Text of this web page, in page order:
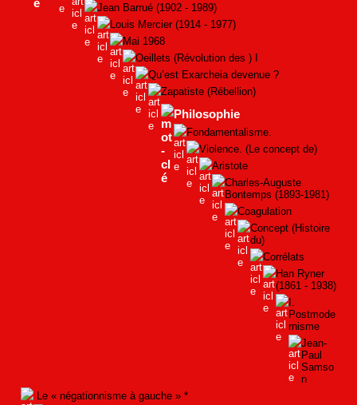
Jean Barrué (1902 - 1989)
Louis Mercier (1914 - 1977)
Mai 1968
Oeillets (Révolution des ) I
Qu’est Exarcheia devenue ?
Zapatiste (Rébellion)
Philosophie
Fondamentalisme.
Violence. (Le concept de)
Aristote
Charles-Auguste
Bontemps (1893-1981)
Coagulation
Concept (Histoire
du)
Corrélats
Han Ryner
(1861 - 1938)
I.
Postmode
rnisme
Jean-
Paul
Samso
n
Le « négationnisme à gauche » *